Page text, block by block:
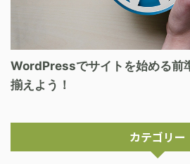
WordPressでサイトを始める前
揃えよう！
カテゴリー